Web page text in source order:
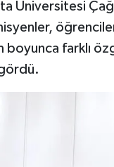
Üniversitesi
farklı